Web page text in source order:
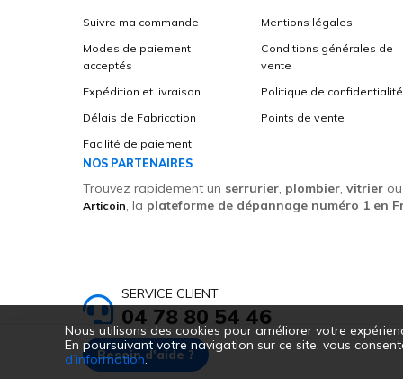
Nous utilisons des cookies pour améliorer votre
En poursuivant votre navigation sur ce site, vous
d’information.
Besoin d'aide ?
Suivre ma commande
Modes de paiement
acceptés
Expédition et livraison
Délais de Fabrication
Facilité de paiement
Mentions légales
Conditions générales de
vente
Politique de confidentialité
Points de vente
NOS PARTENAIRES
Trouvez rapidement un serrurier, plombier, vitrier ou
Articoin, la plateforme de dépannage numéro 1 en
SERVICE CLIENT
04 78 80 54 46
Du lundi au vendredi (9h-18h) (service et appel
© HMRenov26 2020. Tous droits réservés